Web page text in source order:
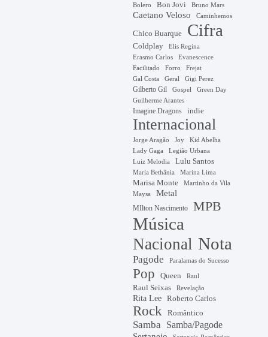
Bolero
Bon Jovi Bruno Mars
Caetano Veloso Caminhemos
Chico Buarque Cifra
Coldplay
Elis Regina
Erasmo Carlos
Evanescence
Facilitado
Forro Frejat
Gal Costa Geral Gigi Perez
Gilberto Gil Gospel Green Day
Guilherme Arantes
Imagine Dragons indie
Internacional
Jorge Aragão Joy Kid Abelha
Lady Gaga
Legião Urbana
Luiz Melodia
Lulu Santos
Maria Bethânia Marina Lima
Marisa Monte
Martinho da Vila
Maysa
Metal
MIlton Nascimento MPB
Música
Nacional Nota
Pagode Paralamas do Sucesso
Pop Queen Raul
Raul Seixas Revelação
Rita Lee Roberto Carlos
Rock Romântico
Samba
Samba/Pagode